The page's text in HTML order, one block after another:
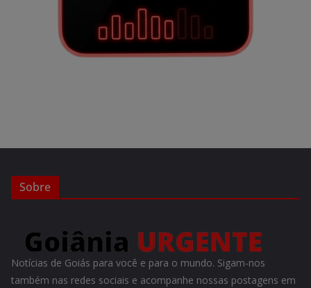
Sobre
Notícias de Goiás para você e para o mundo. Sigam-nos
também nas redes sociais e acompanhe nossas postagens em